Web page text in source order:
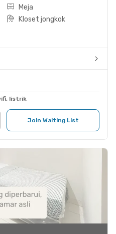
Meja
Kloset jongkok
listrik
Join Waiting List